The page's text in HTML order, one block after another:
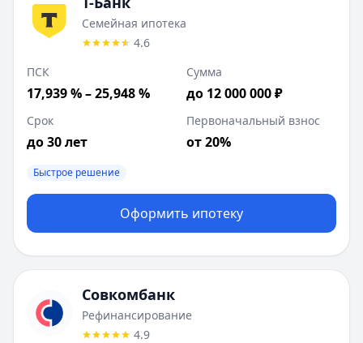
Семейная ипотека
4.6
ПСК
17,939 % – 25,948 %
Сумма
до 12 000 000 ₽
Срок
до 30 лет
Первоначальный взнос
от 20%
Быстрое решение
Оформить ипотеку
Совкомбанк
Рефинансирование
4.9